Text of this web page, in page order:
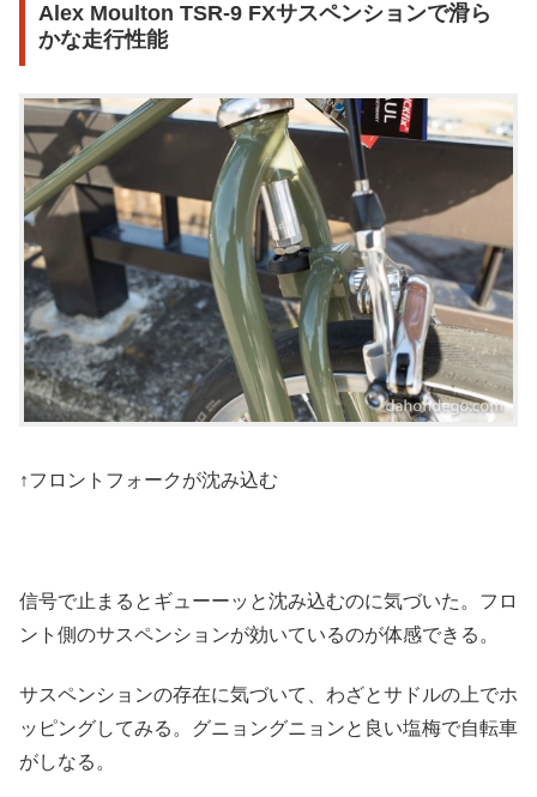
Alex Moulton TSR-9 FXサスペンションで滑ら
かな走行性能
↑フロントフォークが沈み込む
信号で止まるとギューーッと沈み込むのに気づいた。フロ
ント側のサスペンションが効いているのが体感できる。
サスペンションの存在に気づいて、わざとサドルの上でホ
ッピングしてみる。グニョングニョンと良い塩梅で自転車
がしなる。